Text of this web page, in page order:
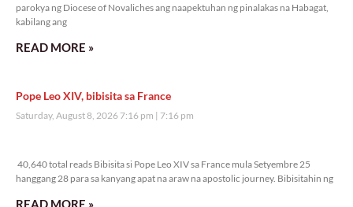
parokya ng Diocese of Novaliches ang naapektuhan ng pinalakas na Habagat,
kabilang ang
READ MORE »
Pope Leo XIV, bibisita sa France
Saturday, August 8, 2026 7:16 pm 7:16 pm
40,640 total reads Bibisita si Pope Leo XIV sa France mula Setyembre 25
hanggang 28 para sa kanyang apat na araw na apostolic journey. Bibisitahin ng
READ MORE »